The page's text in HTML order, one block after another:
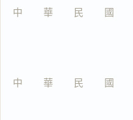
中　　華　　民　　國　
中　　華　　民　　國　